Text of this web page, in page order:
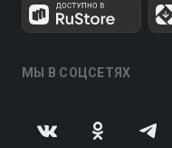
МЫ В СОЦСЕТЯХ